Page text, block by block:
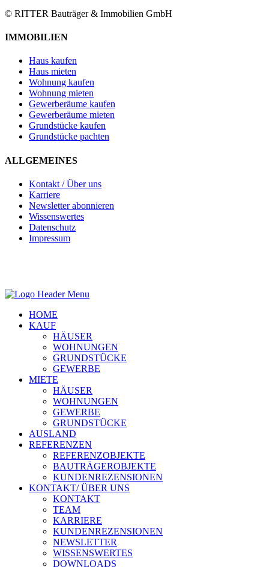
© RITTER Bauträger & Immobilien GmbH
IMMOBILIEN
Haus kaufen
Haus mieten
Wohnung kaufen
Wohnung mieten
Gewerberäume kaufen
Gewerberäume mieten
Grundstücke kaufen
Grundstücke pachten
ALLGEMEINES
Kontakt / Über uns
Karriere
Newsletter abonnieren
Wissenswertes
Datenschutz
Impressum
HOME
KAUF
HÄUSER
WOHNUNGEN
GRUNDSTÜCKE
GEWERBE
MIETE
HÄUSER
WOHNUNGEN
GEWERBE
GRUNDSTÜCKE
AUSLAND
REFERENZEN
REFERENZOBJEKTE
BAUTRÄGEROBJEKTE
KUNDENREZENSIONEN
KONTAKT/ ÜBER UNS
KONTAKT
TEAM
KARRIERE
KUNDENREZENSIONEN
NEWSLETTER
WISSENSWERTES
DOWNLOADS